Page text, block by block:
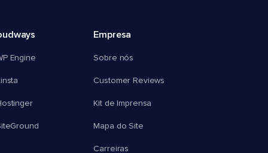
Engine
Empresa
Sobre nós
Customer Reviews
Kit de Imprensa
Mapa do Site
Carreiras